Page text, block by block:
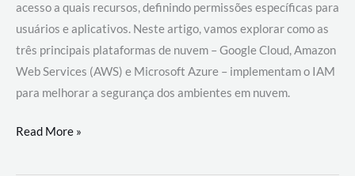
acesso a quais recursos, definindo permissões específicas para
usuários e aplicativos. Neste artigo, vamos explorar como as
três principais plataformas de nuvem – Google Cloud, Amazon
Web Services (AWS) e Microsoft Azure – implementam o IAM
para melhorar a segurança dos ambientes em nuvem.
Gerenciamento
Read More »